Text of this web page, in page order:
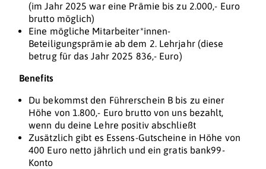
(im Jahr 2025 war eine Prämie bis zu 2.000,- Euro
brutto möglich)
Eine mögliche Mitarbeiter*innen-
Beteiligungsprämie ab dem 2. Lehrjahr (diese
betrug für das Jahr 2025 836,- Euro)
Benefits
Du bekommst den Führerschein B bis zu einer
Höhe von 1.800,- Euro brutto von uns bezahlt,
wenn du deine Lehre positiv abschließt
Zusätzlich gibt es Essens-Gutscheine in Höhe von
400 Euro netto jährlich und ein gratis bank99-
Konto